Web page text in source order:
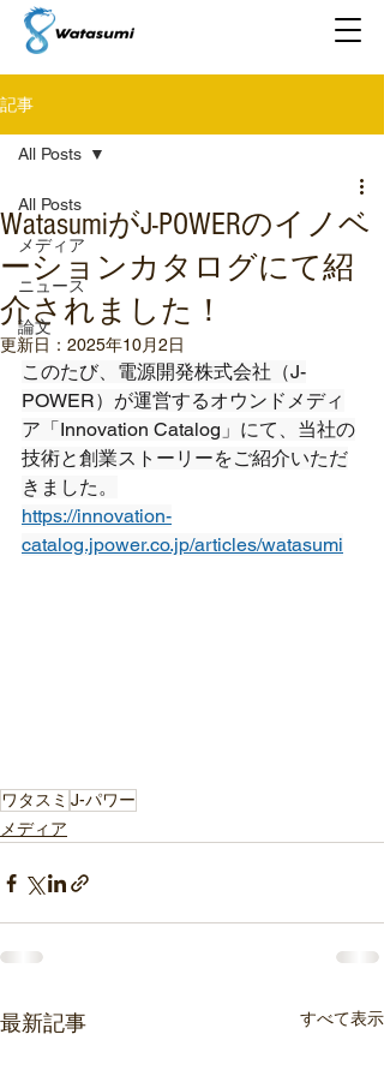
記事
All Posts
メディア
ニュース
論文
All Posts
WatasumiがJ-POWERのイノベ
ーションカタログにて紹
介されました！
更新日： 2025年10月2日
このたび、電源開発株式会社（J-
POWER）が運営するオウンドメディ
ア「Innovation Catalog」にて、当社の
技術と創業ストーリーをご紹介いただ
きました。
https://innovation-
catalog.jpower.co.jp/articles/watasumi
ワタスミ J-パワー
メディア
最新記事 すべて表示